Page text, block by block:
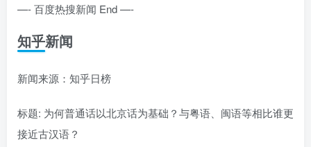
—- 百度热搜新闻 End —-
知乎新闻
新闻来源：知乎日榜
标题: 为何普通话以北京话为基础？与粤语、闽语等相比谁更
接近古汉语？